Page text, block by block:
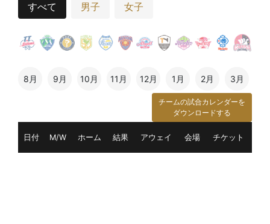
すべて 男子 女子
8月 9月 10月 11月 12月 1月 2月 3月
チームの試合カレンダーを
ダウンロードする
日付 M/W ホーム 結果 アウェイ 会場 チケット